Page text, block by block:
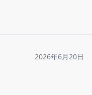
2026年6月20日